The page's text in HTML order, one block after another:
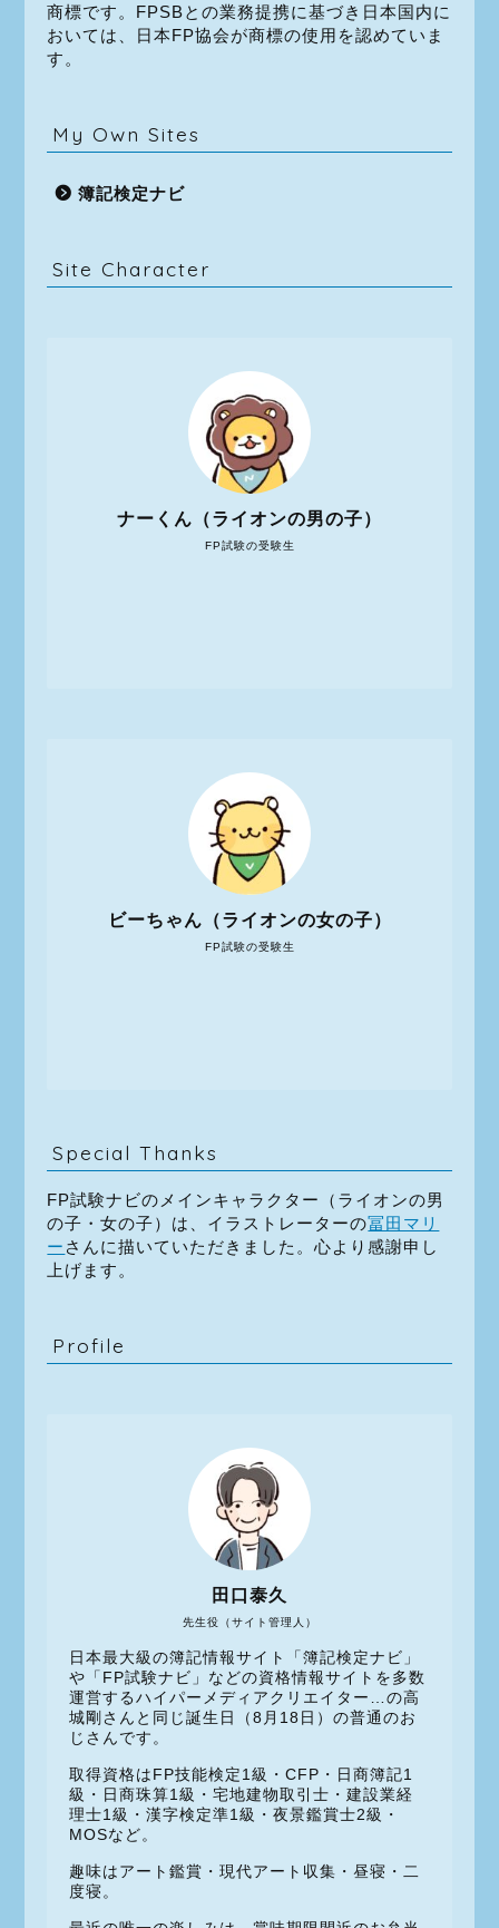
商標です。FPSBとの業務提携に基づき日本国内に
おいては、日本FP協会が商標の使用を認めていま
す。
My Own Sites
簿記検定ナビ
Site Character
FP試験の受験生
ナーくん（ライオンの男の子）
FP試験の受験生
ビーちゃん（ライオンの女の子）
Special Thanks
FP試験ナビのメインキャラクター（ライオンの男
の子・女の子）は、イラストレーターの冨田マリ
ー さんに描いていただきました。心より感謝申し
上げます。
Profile
先生役（サイト管理人）
田口泰久
日本最大級の簿記情報サイト「簿記検定ナビ」
や「FP試験ナビ」などの資格情報サイトを多数
運営するハイパーメディアクリエイター…の高
城剛さんと同じ誕生日（8月18日）の普通のお
じさんです。
取得資格はFP技能検定1級・CFP・日商簿記1
級・日商珠算1級・宅地建物取引士・建設業経
理士1級・漢字検定準1級・夜景鑑賞士2級・
MOSなど。
趣味はアート鑑賞・現代アート収集・昼寝・二
度寝。